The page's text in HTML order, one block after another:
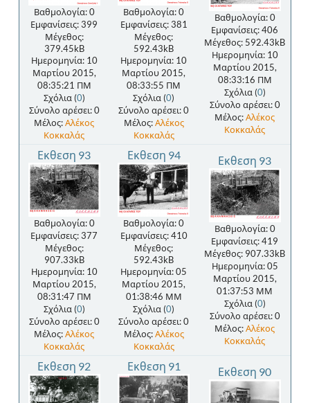
Βαθμολογία: 0
Εμφανίσεις: 399
Μέγεθος:
379.45kB
Ημερομηνία: 10
Μαρτίου 2015,
08:35:21 ΠΜ
Σχόλια (0)
Σύνολο αρέσει: 0
Μέλος:Αλέκος
Κοκκαλάς
Βαθμολογία: 0
Εμφανίσεις: 381
Μέγεθος:
592.43kB
Ημερομηνία: 10
Μαρτίου 2015,
08:33:55 ΠΜ
Σχόλια (0)
Σύνολο αρέσει: 0
Μέλος:Αλέκος
Κοκκαλάς
Βαθμολογία: 0
Εμφανίσεις: 406
Μέγεθος: 592.43kB
Ημερομηνία: 10
Μαρτίου 2015,
08:33:16 ΠΜ
Σχόλια (0)
Σύνολο αρέσει: 0
Μέλος:Αλέκος
Κοκκαλάς
Εκθεση 93
Βαθμολογία: 0
Εμφανίσεις: 377
Μέγεθος:
907.33kB
Ημερομηνία: 10
Μαρτίου 2015,
08:31:47 ΠΜ
Σχόλια (0)
Σύνολο αρέσει: 0
Μέλος:Αλέκος
Κοκκαλάς
Εκθεση 94
Βαθμολογία: 0
Εμφανίσεις: 410
Μέγεθος:
592.43kB
Ημερομηνία: 05
Μαρτίου 2015,
01:38:46 ΜΜ
Σχόλια (0)
Σύνολο αρέσει: 0
Μέλος:Αλέκος
Κοκκαλάς
Εκθεση 93
Βαθμολογία: 0
Εμφανίσεις: 419
Μέγεθος: 907.33kB
Ημερομηνία: 05
Μαρτίου 2015,
01:37:53 ΜΜ
Σχόλια (0)
Σύνολο αρέσει: 0
Μέλος:Αλέκος
Κοκκαλάς
Εκθεση 92 Εκθεση 91 Εκθεση 90